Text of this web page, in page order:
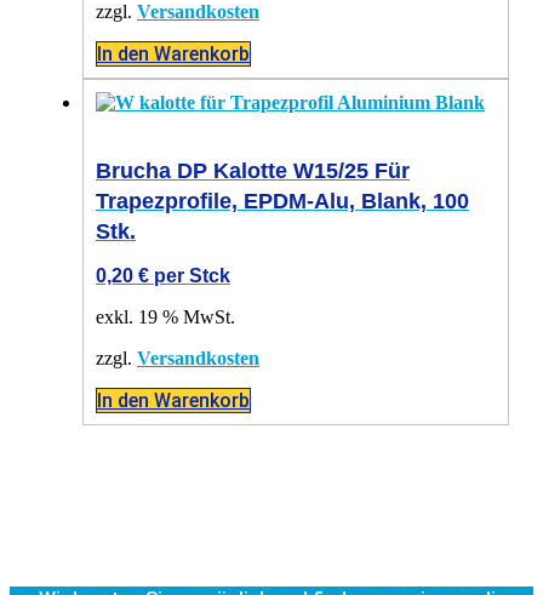
zzgl. Versandkosten
In den Warenkorb
Brucha DP Kalotte W15/25 Für
Trapezprofile, EPDM-Alu, Blank, 100
Stk.
0,20 € per Stck
exkl. 19 % MwSt.
zzgl. Versandkosten
In den Warenkorb